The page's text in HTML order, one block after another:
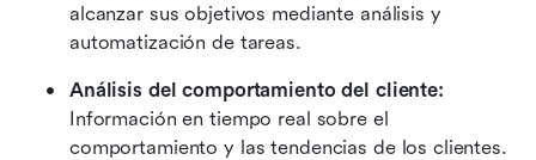
alcanzar sus objetivos mediante análisis y
automatización de tareas.
Análisis del comportamiento del cliente:
Información en tiempo real sobre el
comportamiento y las tendencias de los clientes.